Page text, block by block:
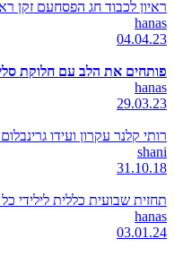
ראיון לכבוד חג הפסחעם זקן
hanas
04.04.23
פותחים את הלב עם חלוקת סלי
hanas
29.03.23
רותי קלנר עקרון ועידו
shani
31.10.18
תחזית שבועית כללית לילידי
hanas
03.01.24